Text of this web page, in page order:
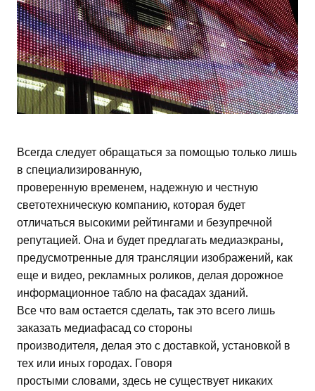
Всегда следует обращаться за помощью только лишь
в специализированную,
проверенную временем, надежную и честную
светотехническую компанию, которая будет
отличаться высокими рейтингами и безупречной
репутацией. Она и будет предлагать медиаэкраны,
предусмотренные для трансляции изображений, как
еще и видео, рекламных роликов, делая дорожное
информационное табло на фасадах зданий.
Все что вам остается сделать, так это всего лишь
заказать медиафасад со стороны
производителя, делая это с доставкой, установкой в
тех или иных городах. Говоря
простыми словами, здесь не существует никаких